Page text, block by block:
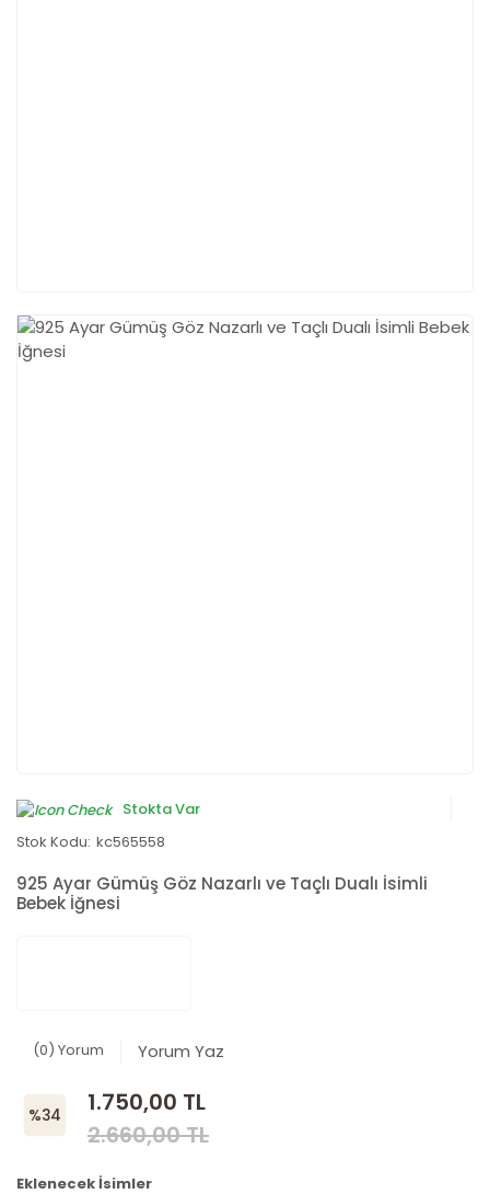
Stokta Var
Stok Kodu: kc565558
925 Ayar Gümüş Göz Nazarlı ve Taçlı Dualı İsimli
Bebek İğnesi
(0) Yorum Yorum Yaz
%34
1.750,00 TL
2.660,00 TL
Eklenecek İsimler